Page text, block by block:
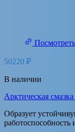
50220 ₽
В наличии
Арктическая
Образует